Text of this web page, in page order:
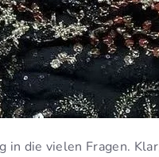
die vielen Fragen.